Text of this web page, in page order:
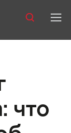
что